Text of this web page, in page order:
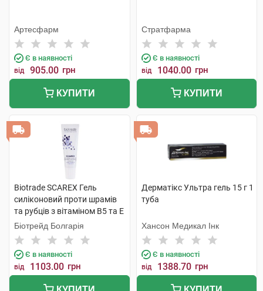
Артесфарм
Є в наявності
від 905.00 грн
КУПИТИ
Стратфарма
Є в наявності
від 1040.00 грн
КУПИТИ
Biotrade SCAREX Гель
силіконовий проти шрамів
та рубців з вітаміном В5 та Е
15 мл 1 туба
Біотрейд Болгарія
Є в наявності
від 1103.00 грн
Дерматікс Ультра гель 15 г 1
туба
Хансон Медикал Інк
Є в наявності
від 1388.70 грн